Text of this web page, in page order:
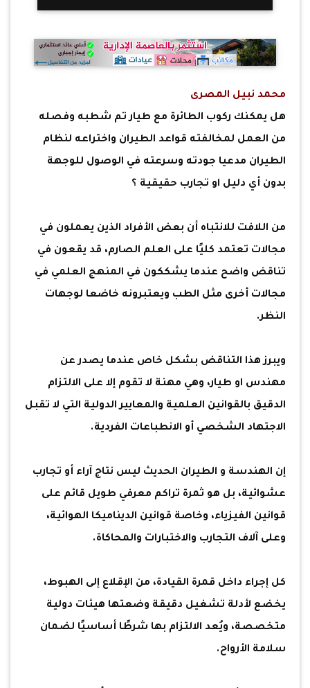
محمد نبيل المصرى
هل يمكنك ركوب الطائرة مع طيار تم شطبه وفصله
من العمل لمخالفته قواعد الطيران واختراعه لنظام
الطيران مدعيا جودته وسرعته في الوصول للوجهة
بدون أي دليل او تجارب حقيقية ؟
من اللافت للانتباه أن بعض الأفراد الذين يعملون في
مجالات تعتمد كليًا على العلم الصارم، قد يقعون في
تناقض واضح عندما يشككون في المنهج العلمي في
مجالات أخرى مثل الطب ويعتبرونه خاضعا لوجهات
النظر.
ويبرز هذا التناقض بشكل خاص عندما يصدر عن
مهندس او طيار، وهي مهنة لا تقوم إلا على الالتزام
الدقيق بالقوانين العلمية والمعايير الدولية التي لا تقبل
الاجتهاد الشخصي أو الانطباعات الفردية.
إن الهندسة و الطيران الحديث ليس نتاج آراء أو تجارب
عشوائية، بل هو ثمرة تراكم معرفي طويل قائم على
قوانين الفيزياء، وخاصة قوانين الديناميكا الهوائية،
وعلى آلاف التجارب والاختبارات والمحاكاة.
كل إجراء داخل قمرة القيادة، من الإقلاع إلى الهبوط،
يخضع لأدلة تشغيل دقيقة وضعتها هيئات دولية
متخصصة، ويُعد الالتزام بها شرطًا أساسيًا لضمان
سلامة الأرواح.